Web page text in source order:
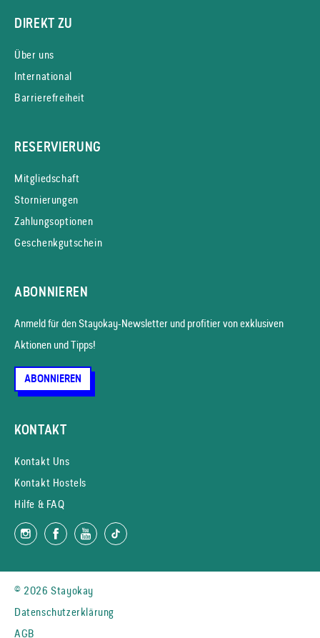
DIREKT ZU
Über uns
International
Barrierefreiheit
RESERVIERUNG
Mitgliedschaft
Stornierungen
Zahlungsoptionen
Geschenkgutschein
ABONNIEREN
Anmeld für den Stayokay-News­letter und profitier von exklusiven
Aktionen und Tipps!
ABONNIEREN
KONTAKT
Kontakt Uns
Kontakt Hostels
Hilfe & FAQ
© 2026 Stayokay
Datenschutzerklärung
AGB